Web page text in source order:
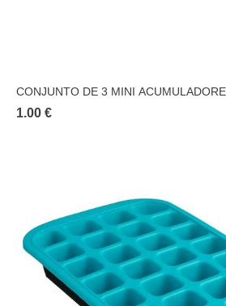
CONJUNTO DE 3 MINI
1.00 €